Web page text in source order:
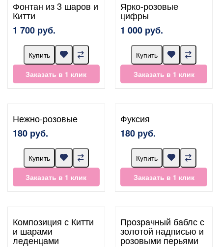
Фонтан из 3 шаров и
Китти
1 700 руб.
Купить
Заказать в 1 клик
Ярко-розовые
цифры
1 000 руб.
Купить
Заказать в 1 клик
Нежно-розовые
180 руб.
Купить
Заказать в 1 клик
Фуксия
180 руб.
Купить
Заказать в 1 клик
Композиция с Китти
и шарами
леденцами
Прозрачный баблс с
золотой надписью и
розовыми перьями